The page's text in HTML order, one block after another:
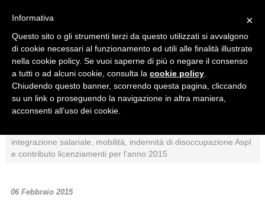
Ricerca in:
Sezione corrente
Tutto il sito
integrazione salariale, mobilità, indennità di disoccupazione AspI
e contributo licenziamenti per l’anno 2015
06 Febbraio 2015
×
Informativa
Questo sito o gli strumenti terzi da questo utilizzati si avvalgono
di cookie necessari al funzionamento ed utili alle finalità illustrate
nella cookie policy. Se vuoi saperne di più o negare il consenso
a tutti o ad alcuni cookie, consulta la cookie policy
Chiudendo questo banner, scorrendo questa pagina, cliccando
su un link o proseguendo la navigazione in altra maniera,
acconsenti all’uso dei cookie.